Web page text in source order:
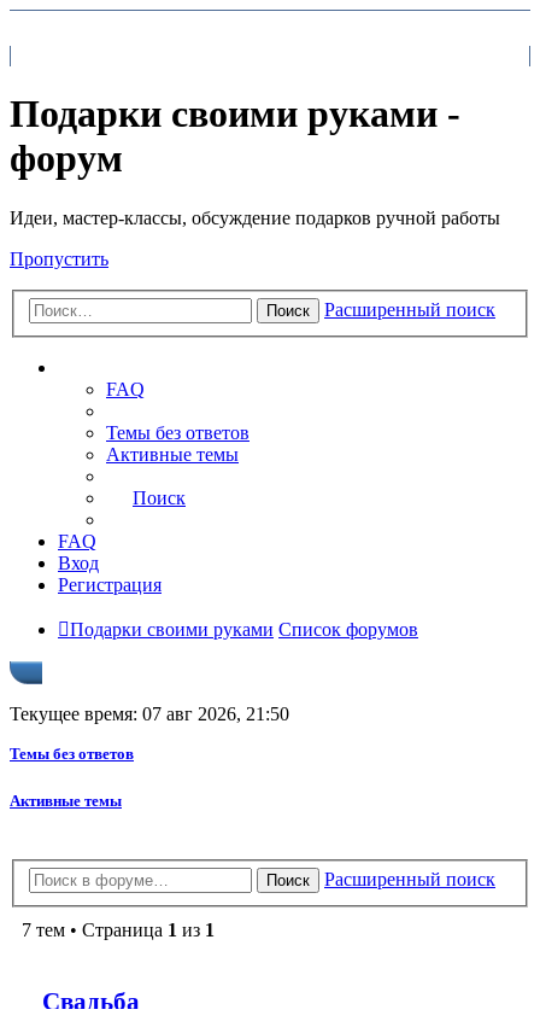
Подарки своими руками -
форум
Идеи, мастер-классы, обсуждение подарков ручной работы
Пропустить
Поиск Расширенный поиск
FAQ
Темы без ответов
Активные темы
Поиск
FAQ
Вход
Регистрация
Подарки своими руками Список форумов
Текущее время: 07 авг 2026, 21:50
Темы без ответов
Активные темы
Поиск Расширенный поиск
7 тем • Страница 1 из 1
Свадьба